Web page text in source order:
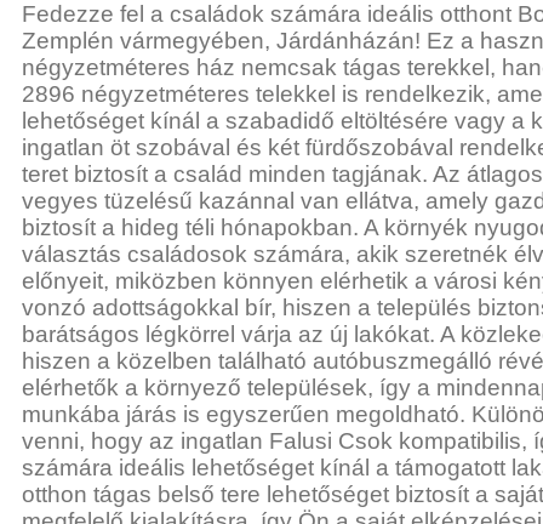
Fedezze fel a családok számára ideális otthont
Zemplén vármegyében, Járdánházán! Ez a
négyzetméteres ház nemcsak tágas terekkel,
2896 négyzetméteres telekkel is rendelkezik,
lehetőséget kínál a szabadidő eltöltésére vagy a
ingatlan öt szobával és két fürdőszobával
teret biztosít a család minden tagjának. Az
vegyes tüzelésű kazánnal van ellátva, amely
biztosít a hideg téli hónapokban. A környék
választás családosok számára, akik szeretnék
előnyeit, miközben könnyen elérhetik a városi
vonzó adottságokkal bír, hiszen a település
barátságos légkörrel várja az új lakókat. A
hiszen a közelben található autóbuszmegálló
elérhetők a környező települések, így a
munkába járás is egyszerűen megoldható.
venni, hogy az ingatlan Falusi Csok kompatibilis,
számára ideális lehetőséget kínál a támogatott
otthon tágas belső tere lehetőséget biztosít a